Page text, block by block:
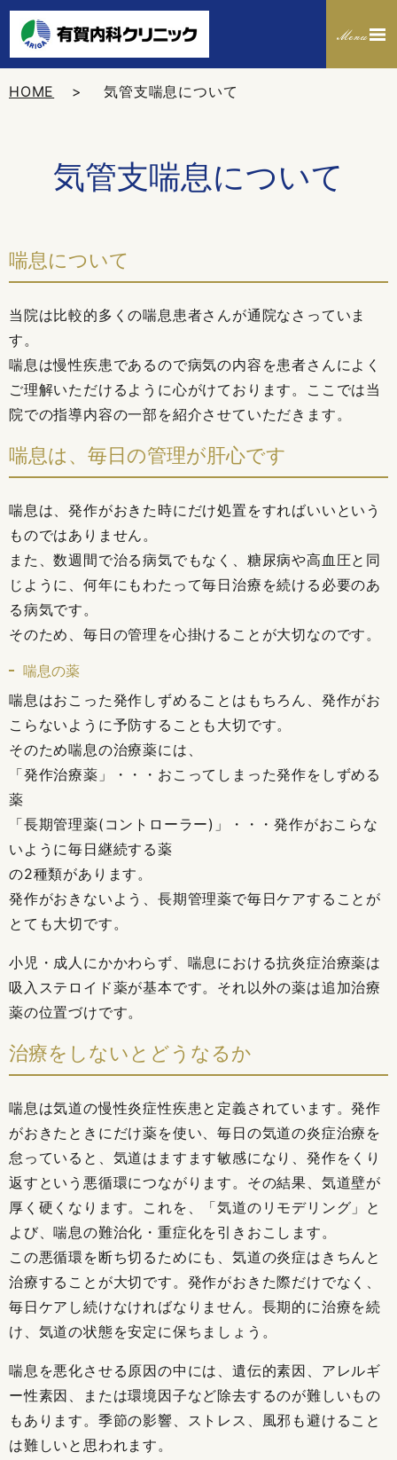
HOME 気管支喘息について
気管支喘息について
喘息について
当院は比較的多くの喘息患者さんが通院なさっていま
す。
喘息は慢性疾患であるので病気の内容を患者さんによく
ご理解いただけるように心がけております。ここでは当
院での指導内容の一部を紹介させていただきます。
喘息は、毎日の管理が肝心です
喘息は、発作がおきた時にだけ処置をすればいいという
ものではありません。
また、数週間で治る病気でもなく、糖尿病や高血圧と同
じように、何年にもわたって毎日治療を続ける必要のあ
る病気です。
そのため、毎日の管理を心掛けることが大切なのです。
喘息の薬
喘息はおこった発作しずめることはもちろん、発作がお
こらないように予防することも大切です。
そのため喘息の治療薬には、
「発作治療薬」・・・おこってしまった発作をしずめる
薬
「長期管理薬(コントローラー)」・・・発作がおこらな
いように毎日継続する薬
の2種類があります。
発作がおきないよう、長期管理薬で毎日ケアすることが
とても大切です。
小児・成人にかかわらず、喘息における抗炎症治療薬は
吸入ステロイド薬が基本です。それ以外の薬は追加治療
薬の位置づけです。
治療をしないとどうなるか
喘息は気道の慢性炎症性疾患と定義されています。発作
がおきたときにだけ薬を使い、毎日の気道の炎症治療を
怠っていると、気道はますます敏感になり、発作をくり
返すという悪循環につながります。その結果、気道壁が
厚く硬くなります。これを、「気道のリモデリング」と
よび、喘息の難治化・重症化を引きおこします。
この悪循環を断ち切るためにも、気道の炎症はきちんと
治療することが大切です。発作がおきた際だけでなく、
毎日ケアし続けなければなりません。長期的に治療を続
け、気道の状態を安定に保ちましょう。
喘息を悪化させる原因の中には、遺伝的素因、アレルギ
ー性素因、または環境因子など除去するのが難しいもの
もあります。季節の影響、ストレス、風邪も避けること
は難しいと思われます。